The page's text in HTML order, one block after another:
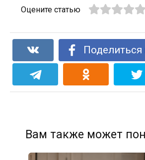
Оцените статью
Поделиться
Вам также может